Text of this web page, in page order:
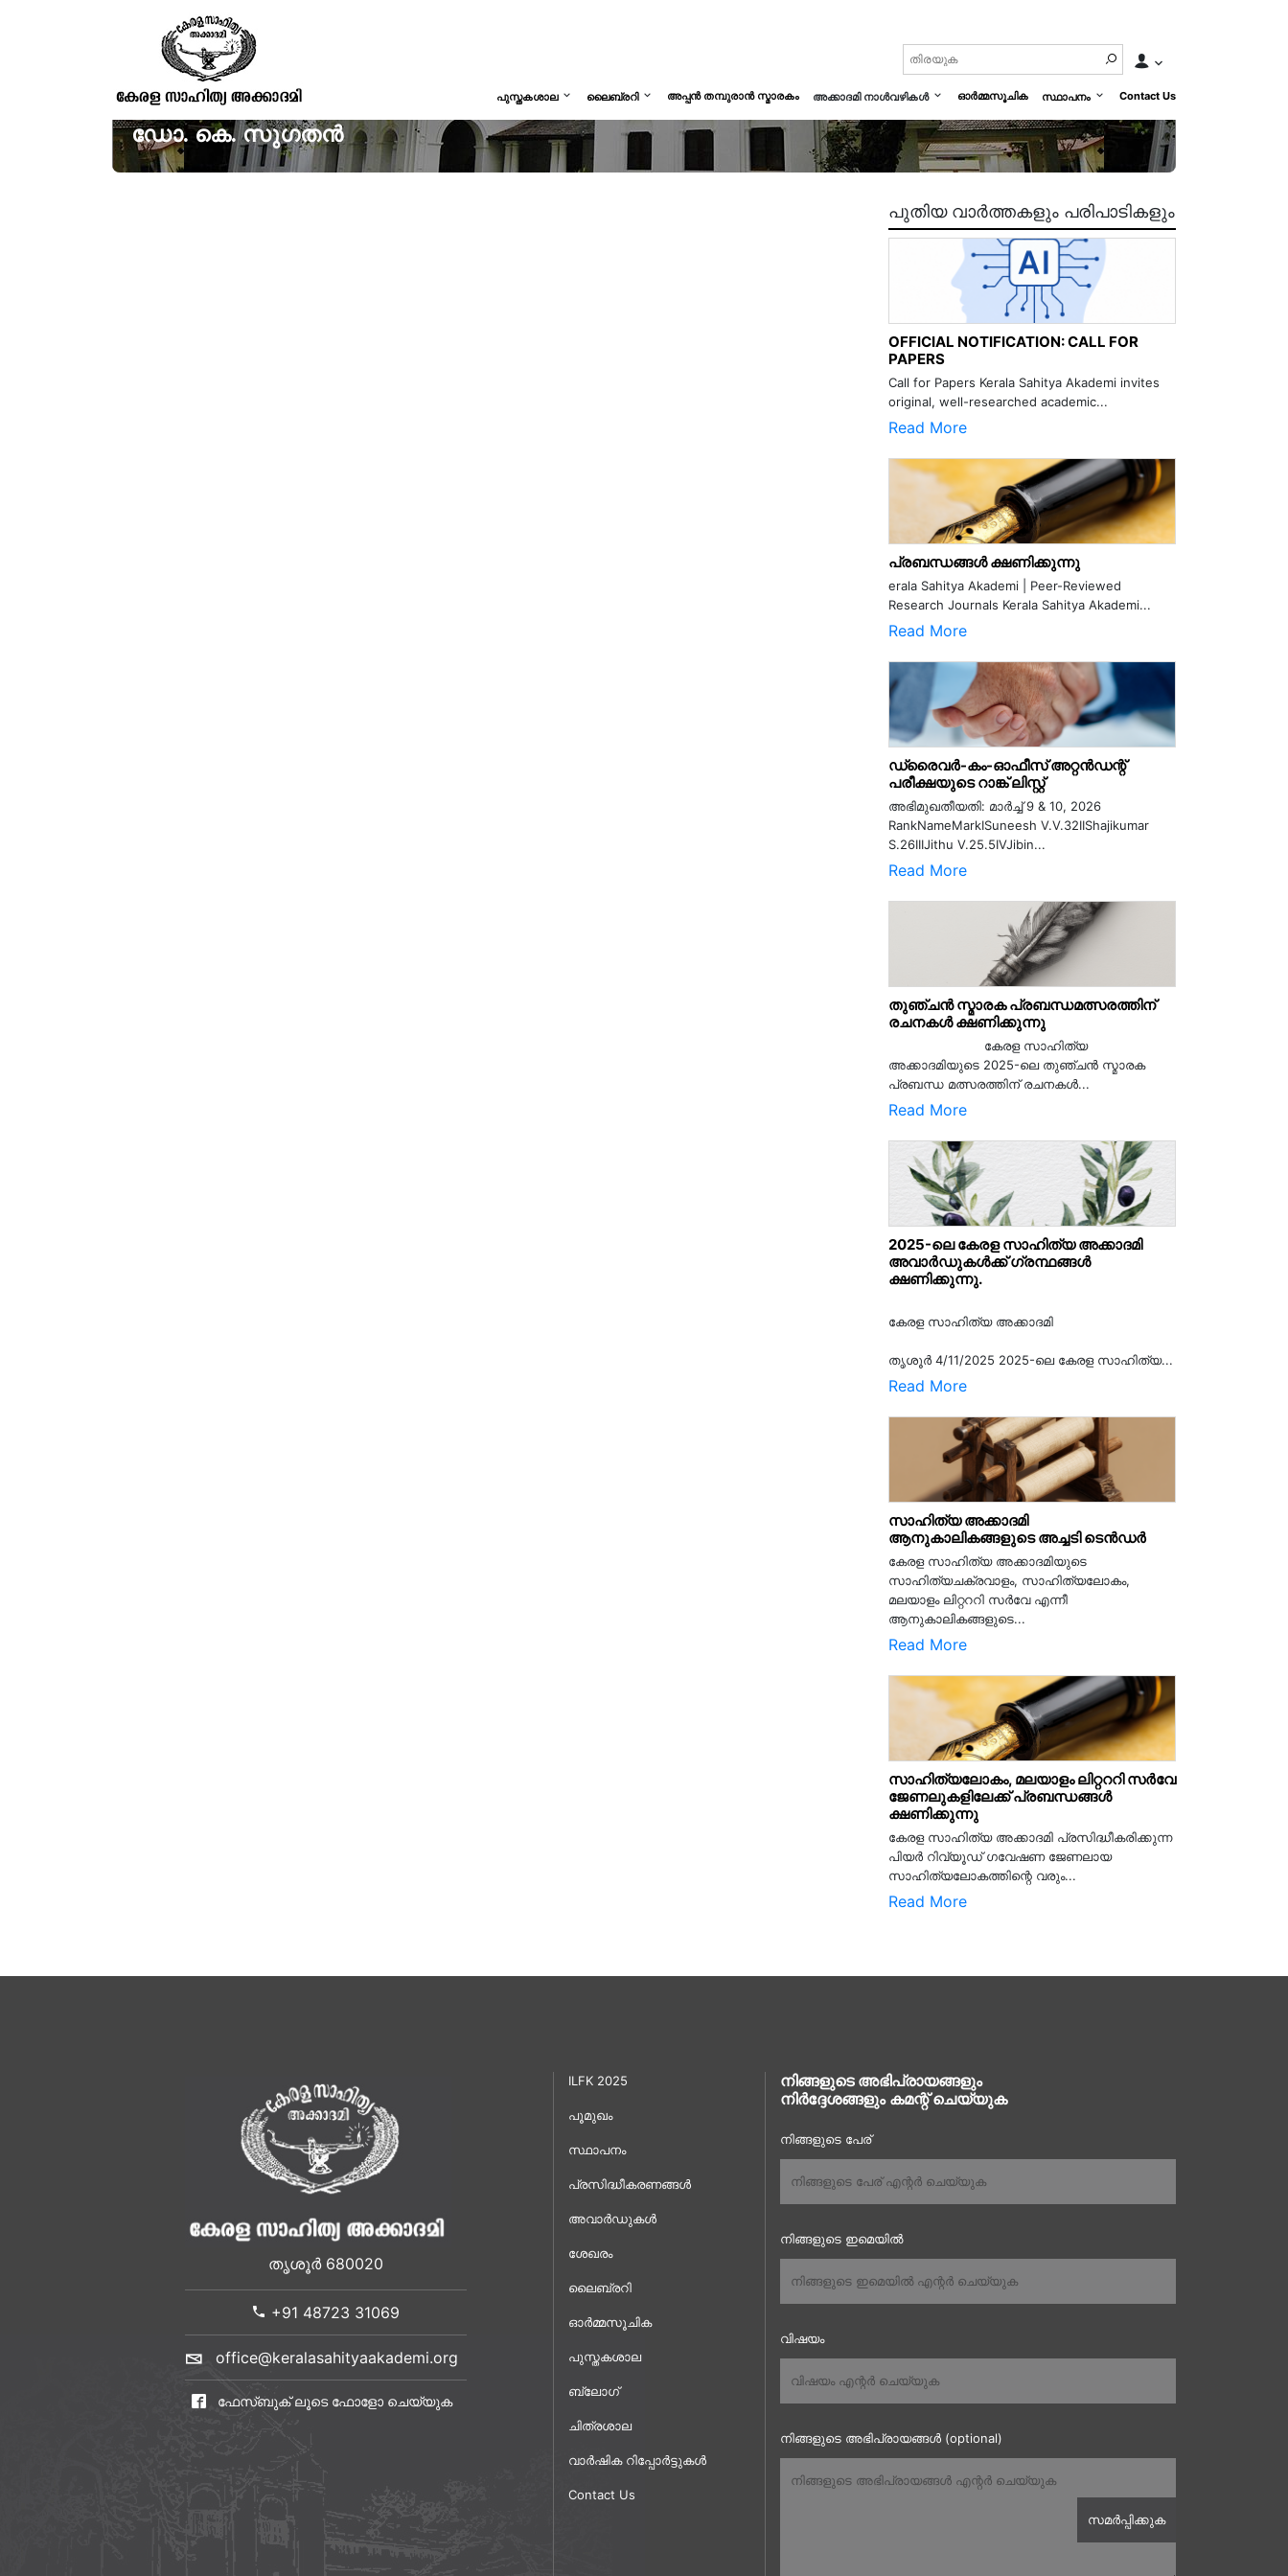
പുസ്തകശാല ലൈബ്രറി അപ്പൻ തമ്പുരാൻ സ്മാരകം അക്കാദമി നാൾവഴികൾ ഓർമ്മസൂചിക സ്ഥാപനം Contact Us
ഡോ. കെ. സുഗതൻ
പുതിയ വാർത്തകളും പരിപാടികളും
OFFICIAL NOTIFICATION: CALL FOR
PAPERS
Call for Papers Kerala Sahitya Akademi invites
original, well-researched academic...
Read More
പ്രബന്ധങ്ങൾ ക്ഷണിക്കുന്നു
erala Sahitya Akademi | Peer-Reviewed
Research Journals Kerala Sahitya Akademi...
Read More
ഡ്രൈവർ-കം-ഓഫീസ് അറ്റൻഡന്റ്
പരീക്ഷയുടെ റാങ്ക് ലിസ്റ്റ്
അഭിമുഖതീയതി: മാർച്ച് 9 & 10, 2026
RankNameMarkISuneesh V.V.32IIShajikumar
S.26IIIJithu V.25.5IVJibin...
Read More
തുഞ്ചൻ സ്മാരക പ്രബന്ധമത്സരത്തിന്
രചനകൾ ക്ഷണിക്കുന്നു
കേരള സാഹിത്യ
അക്കാദമിയുടെ 2025-ലെ തുഞ്ചൻ സ്മാരക
പ്രബന്ധ മത്സരത്തിന് രചനകൾ...
Read More
2025-ലെ കേരള സാഹിത്യ അക്കാദമി
അവാർഡുകൾക്ക് ഗ്രന്ഥങ്ങൾ
ക്ഷണിക്കുന്നു.
കേരള സാഹിത്യ അക്കാദമി
തൃശൂര്‍ 4/11/2025 2025-ലെ കേരള സാഹിത്യ...
Read More
സാഹിത്യ അക്കാദമി
ആനുകാലികങ്ങളുടെ അച്ചടി ടെൻഡർ
കേരള സാഹിത്യ അക്കാദമിയുടെ
സാഹിത്യചക്രവാളം, സാഹിത്യലോകം,
മലയാളം ലിറ്റററി സർവേ എന്നീ
ആനുകാലികങ്ങളുടെ...
Read More
സാഹിത്യലോകം, മലയാളം ലിറ്റററി സർവേ
ജേണലുകളിലേക്ക് പ്രബന്ധങ്ങൾ
ക്ഷണിക്കുന്നു
കേരള സാഹിത്യ അക്കാദമി പ്രസിദ്ധീകരിക്കുന്ന
പിയര്‍ റിവ്യൂഡ് ഗവേഷണ ജേണലായ
സാഹിത്യലോകത്തിന്റെ വരും...
Read More
തൃശൂർ 680020
+91 48723 31069
office@keralasahityaakademi.org
ഫേസ്ബുക് ലൂടെ ഫോളോ ചെയ്യുക
ILFK 2025
പൂമുഖം
സ്ഥാപനം
പ്രസിദ്ധീകരണങ്ങൾ
അവാർഡുകൾ
ശേഖരം
ലൈബ്രറി
ഓർമ്മസൂചിക
പുസ്തകശാല
ബ്ലോഗ്
ചിത്രശാല
വാർഷിക റിപ്പോർട്ടുകൾ
Contact Us
നിങ്ങളുടെ അഭിപ്രായങ്ങളും
നിർദ്ദേശങ്ങളും കമന്റ് ചെയ്യുക
നിങ്ങളുടെ പേര്
നിങ്ങളുടെ ഇമെയിൽ
വിഷയം
നിങ്ങളുടെ അഭിപ്രായങ്ങൾ (optional)